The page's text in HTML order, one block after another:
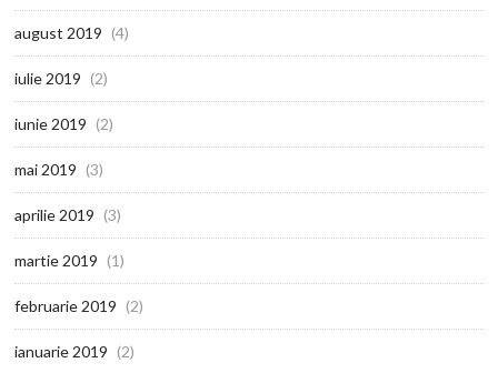
august 2019 (4)
iulie 2019 (2)
iunie 2019 (2)
mai 2019 (3)
aprilie 2019 (3)
martie 2019 (1)
februarie 2019 (2)
ianuarie 2019 (2)